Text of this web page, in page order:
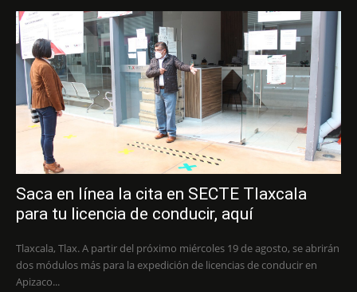
Saca en línea la cita en SECTE Tlaxcala
para tu licencia de conducir, aquí
Tlaxcala, Tlax. A partir del próximo miércoles 19 de agosto, se abrirán
dos módulos más para la expedición de licencias de conducir en
Apizaco...